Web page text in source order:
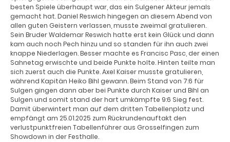
besten Spiele überhaupt war, das ein Sulgener Akteur jemals
gemacht hat. Daniel Reswich hingegen an diesem Abend von
allen guten Geistern verlassen, musste zweimal gratulieren.
Sein Bruder Waldemar Reswich hatte erst kein Glück und dann
kam auch noch Pech hinzu und so standen für ihn auch zwei
knappe Niederlagen. Besser machte es Francisc Pasc, der einen
Sahnetag erwischte und beide Punkte holte. Hinten teilte man
sich zuerst auch die Punkte. Axel Kaiser musste gratulieren,
während Kapitän Heiko Bihl gewann. Beim Stand von 7:6 für
Sulgen gingen dann aber bei Punkte durch Kaiser und Bihl an
Sulgen und somit stand der hart umkämpfte 9:6 Sieg fest.
Damit überwintert man auf dem dritten Tabellenplatz und
empfängt am 25.01.2025 zum Rückrundenauftakt den
verlustpunktfreien Tabellenführer aus Grosselfingen zum
Showdown in der Festhalle.